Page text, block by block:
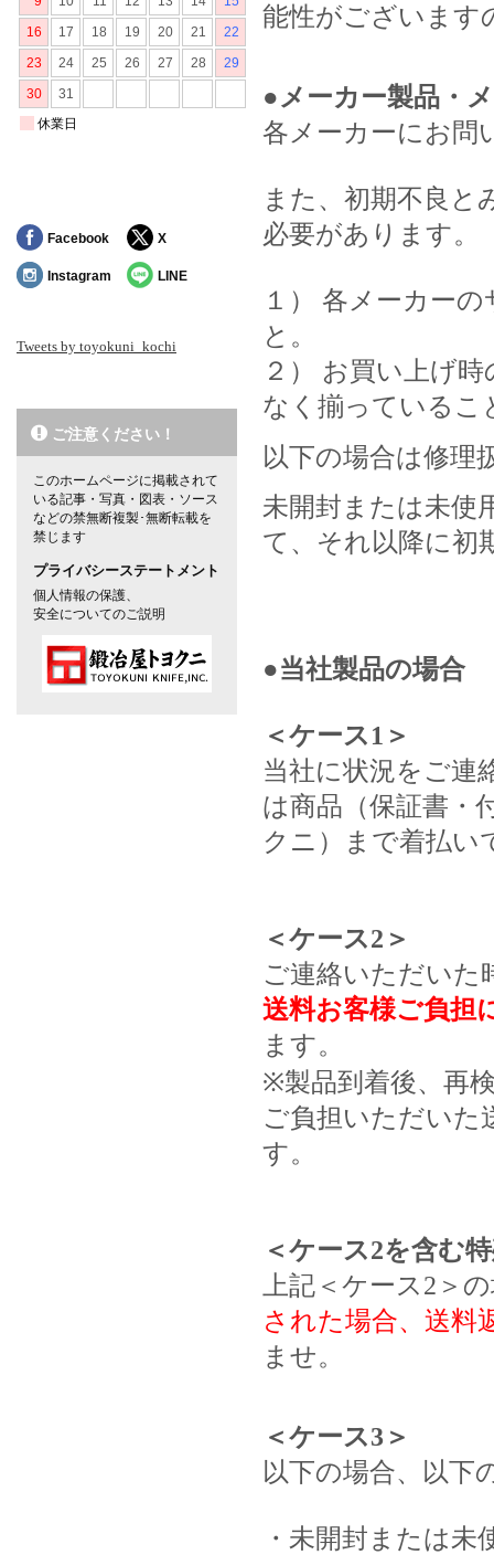
能性がございます
●メーカー製品・
各メーカーにお問
また、初期不良
必要があります。
１） 各メーカー
と。
２） お買い上げ
なく揃っているこ
以下の場合は修理
未開封または未使
て、それ以降に初
●当社製品の場合
＜ケース1＞
当社に状況をご連
は商品（保証書・
クニ）まで着払い
＜ケース2＞
ご連絡いただいた
送料お客様ご負担
ます。
※製品到着後、再
ご負担いただいた
す。
＜ケース2を含む
上記＜ケース2＞
された場合、送料
ませ。
＜ケース3＞
以下の場合、以下
・未開封または
Facebook X
Instagram LINE
Tweets by toyokuni_kochi
ご注意ください！
このホームページに掲載されて
いる記事・写真・図表・ソース
などの禁無断複製･無断転載を
禁じます
プライバシーステートメント
個人情報の保護、
安全についてのご説明